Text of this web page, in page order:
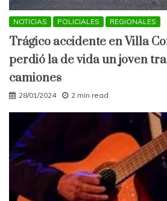
NOTICIAS POLICIALES REGIONALES
Trágico accidente en Villa
perdió la de vida un joven
camiones
28/01/2024 2 min read